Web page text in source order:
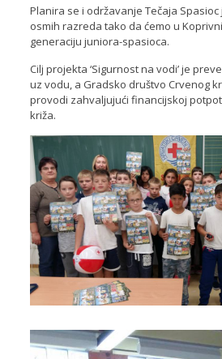
Planira se i održavanje Tečaja
osmih razreda tako da ćemo u
generaciju juniora-spasioca.
Cilj projekta ‘Sigurnost na vodi’ je
uz vodu, a Gradsko društvo Crvenog
provodi zahvaljujući financijskoj
križa.